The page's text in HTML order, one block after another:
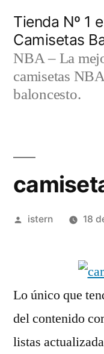
contenido
Tienda Nº 1
Camisetas
NBA – La
camisetas
baloncesto.
Publicado
istern 18
Lo único que
del contenido
listas